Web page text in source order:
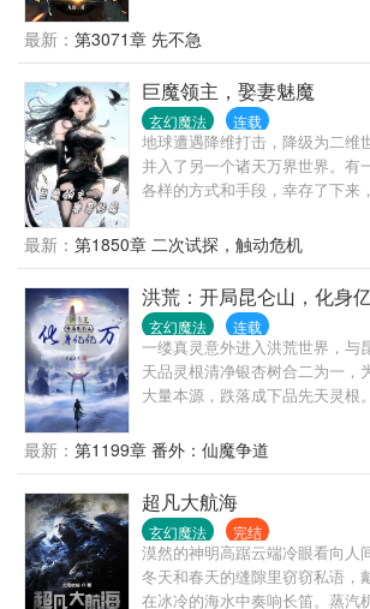
伤.............整个宗门都沸腾了。
老，宗主，下至杂役弟子，都为
了疯狂。宗主，“我是宗主，理应
口。”老祖“滚犊子，我都没几年
错？”众弟子“饭点到了，兄弟们冲
最新： 第3071章 先不急
巨魔领主，娶妻魅魔
玄幻魔法 连载
地球遭遇降维打击，降级为二维
并入了另一个诸天万界世界。有
各样的方式和手段，幸存了下来
山海了，他叫刹克司·弥阎。他是
之王！他是黑荒之森的血腥之主
他曾一矛射杀巨龙！……他叫刹克
里，藏着无数宝藏，也藏着无数
最新： 第1850章 二次试探，触动危机
洪荒：开局昆仑山，化身
玄幻魔法 连载
一缕真灵意外进入洪荒世界，与
天品灵根清净银杏树合二为一，
大量本源，跌落成下品先天灵根
统，千呼万唤不出来。外挂，日
免于在洪荒接连不断的大劫中化
图强，一边日夜苦修，参天悟道
边发挥本体净化天赋，不断自残
地，化身无数，净化天地煞气、
洪荒有德道人。直到某一天，他
都是自己的分身。
最新： 第1199章 番外：仙魔争道
超凡大航海
玄幻魔法 完结
漠然的神明高踞云端冷眼看向人
冬天和春天的缝隙里窃窃私语，
在冰冷的海水中奏响长笛。蒸汽